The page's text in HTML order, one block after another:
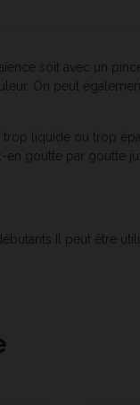
soit avec un
On peut
liquide ou trop
goutte par goutte
Il peut être